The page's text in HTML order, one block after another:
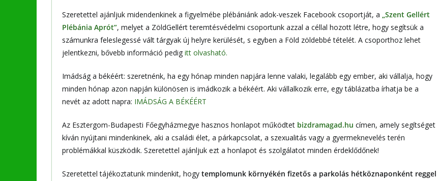
Szeretettel ajánljuk midendenkinek a figyelmébe plébániánk adok-veszek Facebook csoportját, a „Szent Gellért
Plébánia Aprót”, melyet a ZöldGellért teremtésvédelmi csoportunk azzal a céllal hozott létre, hogy segítsük a
számunkra feleslegessé vált tárgyak új helyre kerülését, s egyben a Föld zöldebbé tételét. A csoporthoz lehet
jelentkezni, bővebb információ pedig itt olvasható.
Imádság a békéért: szeretnénk, ha egy hónap minden napjára lenne valaki, legalább egy ember, aki vállalja, hogy
minden hónap azon napján különösen is imádkozik a békéért. Aki vállalkozik erre, egy táblázatba írhatja be a
nevét az adott napra: IMÁDSÁG A BÉKÉÉRT
Az Esztergom-Budapesti Főegyházmegye hasznos honlapot működtet bizdramagad.hu címen, amely segítséget
kíván nyújtani mindenkinek, aki a családi élet, a párkapcsolat, a szexualitás vagy a gyermeknevelés terén
problémákkal küszködik. Szeretettel ajánljuk ezt a honlapot és szolgálatot minden érdeklődőnek!
Szeretettel tájékoztatunk mindenkit, hogy templomunk környékén fizetős a parkolás hétköznaponként reggel